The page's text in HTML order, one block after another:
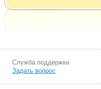
Служба поддержки
Задать вопрос